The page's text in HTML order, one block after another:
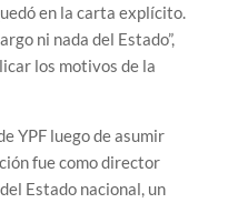
en la carta explícito.
ni nada del Estado”,
los motivos de la
YPF luego de asumir
fue como director
Estado nacional, un